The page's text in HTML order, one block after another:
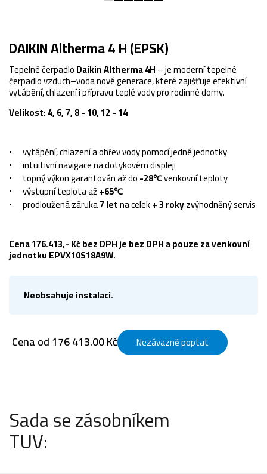
DAIKIN Altherma 4 H (EPSK)
Tepelné čerpadloDaikin Altherma 4H– je moderní tepelné
čerpadlo vzduch–voda nové generace, které zajišťuje efektivní
vytápění, chlazení i přípravu teplé vody pro rodinné domy.
Velikost: 4, 6, 7, 8 - 10, 12 - 14
vytápění, chlazení a ohřev vody pomocí jedné jednotky
intuitivní navigace na dotykovém displeji
topný výkon garantován až do-28℃venkovní teploty
výstupní teplota až+65℃
prodloužená záruka7 letna celek +3 rokyzvýhodněný servis
Cena 176.413,- Kč bez DPH je bez DPH a pouze za venkovní
jednotku EPVX10S18A9W.
Neobsahuje instalaci.
Cena od 176 413.00 Kč Nezávazně poptat
Sada se zásobníkem
TUV: